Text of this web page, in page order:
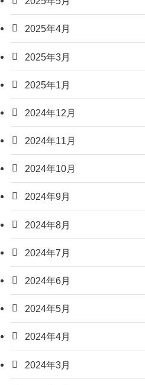
2025年4月
2025年3月
2025年1月
2024年12月
2024年11月
2024年10月
2024年9月
2024年8月
2024年7月
2024年6月
2024年5月
2024年4月
2024年3月